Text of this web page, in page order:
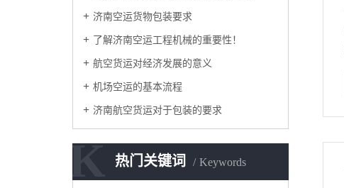
济南空运货物包装要求
了解济南空运工程机械的重要性！
航空货运对经济发展的意义
机场空运的基本流程
济南航空货运对于包装的要求
热门关键词 Keywords
K